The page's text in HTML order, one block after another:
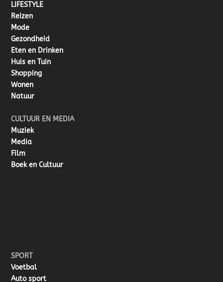
LIFESTYLE
Reizen
Mode
Gezondheid
Eten en Drinken
Huis en Tuin
Shopping
Wonen
Natuur
CULTUUR EN MEDIA
Muziek
Media
Film
Boek en Cultuur
SPORT
Voetbal
Auto sport